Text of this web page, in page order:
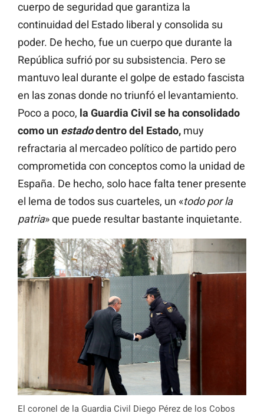
cuerpo de seguridad que garantiza la
continuidad del Estado liberal y consolida su
poder. De hecho, fue un cuerpo que durante la
República sufrió por su subsistencia. Pero se
mantuvo leal durante el golpe de estado fascista
en las zonas donde no triunfó el levantamiento.
Poco a poco, la Guardia Civil se ha consolidado
como un estadodentro del Estado, muy
refractaria al mercadeo político de partido pero
comprometida con conceptos como la unidad de
España. De hecho, solo hace falta tener presente
el lema de todos sus cuarteles, un «todo por la
patria» que puede resultar bastante inquietante.
El coronel de la Guardia Civil Diego Pérez de los Cobos